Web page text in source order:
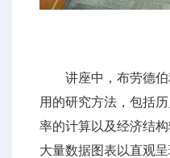
讲座中，布劳德
用的研究方法，包括
率的计算以及经济结
大量数据图表以直观